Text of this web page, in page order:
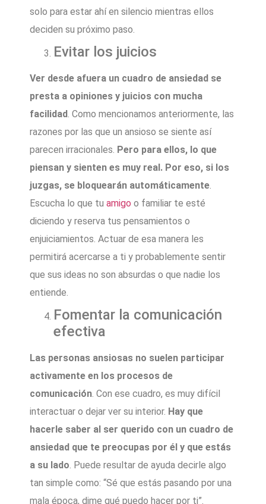
solo para estar ahí en silencio mientras ellos
deciden su próximo paso.
Evitar los juicios
Ver desde afuera un cuadro de ansiedad se
presta a opiniones y juicios con mucha
facilidad. Como mencionamos anteriormente, las
razones por las que un ansioso se siente así
parecen irracionales. Pero para ellos, lo que
piensan y sienten es muy real. Por eso, si los
juzgas, se bloquearán automáticamente.
Escucha lo que tu amigo o familiar te esté
diciendo y reserva tus pensamientos o
enjuiciamientos. Actuar de esa manera les
permitirá acercarse a ti y probablemente sentir
que sus ideas no son absurdas o que nadie los
entiende.
Fomentar la comunicación
efectiva
Las personas ansiosas no suelen participar
activamente en los procesos de
comunicación. Con ese cuadro, es muy difícil
interactuar o dejar ver su interior. Hay que
hacerle saber al ser querido con un cuadro de
ansiedad que te preocupas por él y que estás
a su lado. Puede resultar de ayuda decirle algo
tan simple como: “Sé que estás pasando por una
mala época, dime qué puedo hacer por ti”.